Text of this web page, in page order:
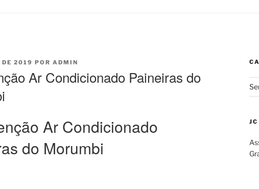
DE 2019 POR ADMIN
Ar Condicionado Paineiras do
Ar Condicionado
do Morumbi